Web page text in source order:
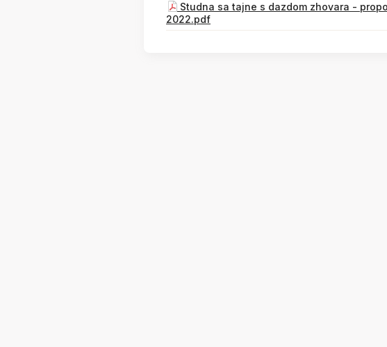
Studna sa tajne s dazdom zhovara -
2022.pdf